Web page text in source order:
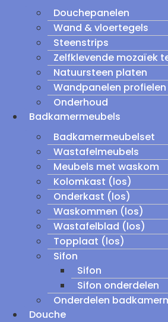
Douchepanelen
Wand & vloertegels
Steenstrips
Zelfklevende mozaïek
Natuursteen platen
Wandpanelen profielen
Onderhoud
Badkamermeubels
Badkamermeubelset
Wastafelmeubels
Meubels met waskom
Kolomkast (los)
Onderkast (los)
Waskommen (los)
Wastafelblad (los)
Topplaat (los)
Sifon
Sifon
Sifon onderdelen
Onderdelen
Douche